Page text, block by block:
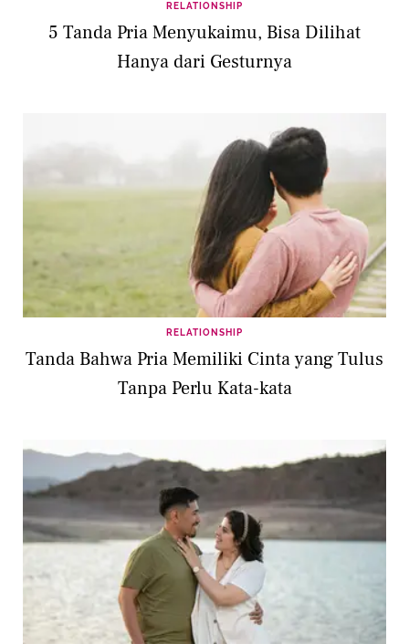
RELATIONSHIP
5 Tanda Pria Menyukaimu, Bisa Dilihat
Hanya dari Gesturnya
RELATIONSHIP
Tanda Bahwa Pria Memiliki Cinta yang Tulus
Tanpa Perlu Kata-kata